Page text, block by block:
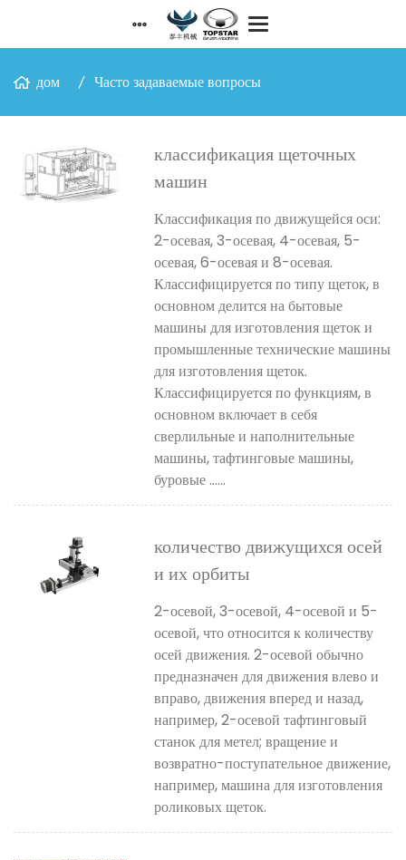
дом Часто задаваемые вопросы
классификация щеточных
машин
Классификация по движущейся оси:
2-осевая, 3-осевая, 4-осевая, 5-
осевая, 6-осевая и 8-осевая.
Классифицируется по типу щеток, в
основном делится на бытовые
машины для изготовления щеток и
промышленные технические машины
для изготовления щеток.
Классифицируется по функциям, в
основном включает в себя
сверлильные и наполнительные
машины, тафтинговые машины,
буровые ......
количество движущихся осей
и их орбиты
2-осевой, 3-осевой, 4-осевой и 5-
осевой, что относится к количеству
осей движения. 2-осевой обычно
предназначен для движения влево и
вправо, движения вперед и назад,
например, 2-осевой тафтинговый
станок для метел; вращение и
возвратно-поступательное движение,
например, машина для изготовления
роликовых щеток.